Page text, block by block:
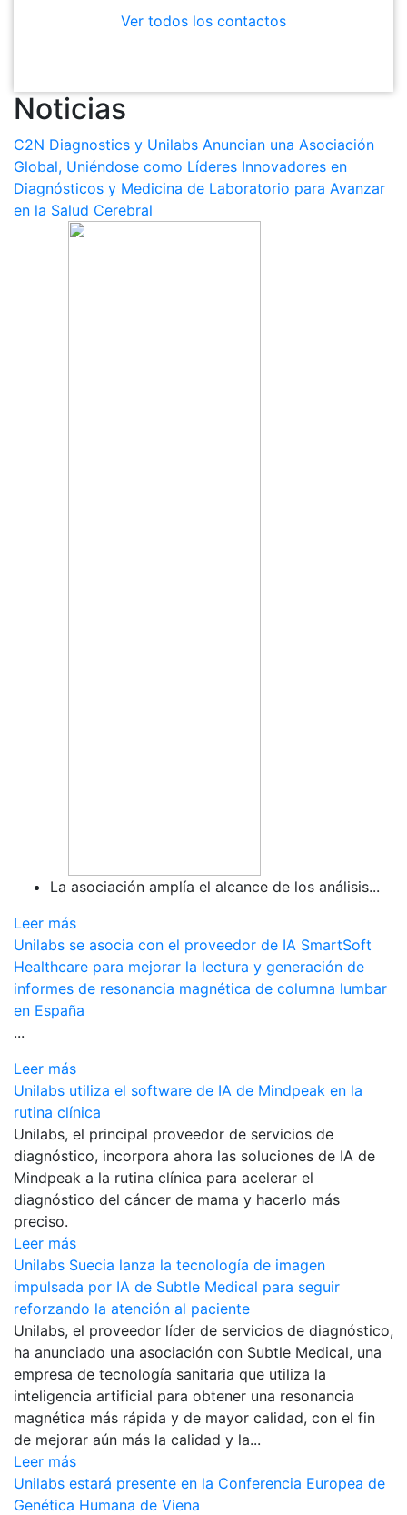
Ver todos los contactos
Noticias
C2N Diagnostics y Unilabs Anuncian una Asociación
Global, Uniéndose como Líderes Innovadores en
Diagnósticos y Medicina de Laboratorio para Avanzar
en la Salud Cerebral
La asociación amplía el alcance de los análisis...
Leer más
Unilabs se asocia con el proveedor de IA SmartSoft
Healthcare para mejorar la lectura y generación de
informes de resonancia magnética de columna lumbar
en España
...
Leer más
Unilabs utiliza el software de IA de Mindpeak en la
rutina clínica
Unilabs, el principal proveedor de servicios de
diagnóstico, incorpora ahora las soluciones de IA de
Mindpeak a la rutina clínica para acelerar el
diagnóstico del cáncer de mama y hacerlo más
preciso.
Leer más
Unilabs Suecia lanza la tecnología de imagen
impulsada por IA de Subtle Medical para seguir
reforzando la atención al paciente
Unilabs, el proveedor líder de servicios de diagnóstico,
ha anunciado una asociación con Subtle Medical, una
empresa de tecnología sanitaria que utiliza la
inteligencia artificial para obtener una resonancia
magnética más rápida y de mayor calidad, con el fin
de mejorar aún más la calidad y la...
Leer más
Unilabs estará presente en la Conferencia Europea de
Genética Humana de Viena